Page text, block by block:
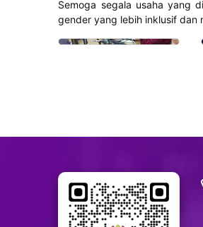
Semoga segala usaha yang
gender yang lebih inklusif dan